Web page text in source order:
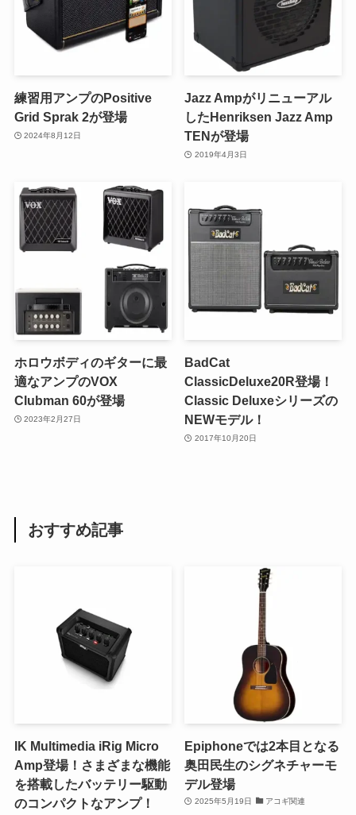
練習用アンプのPositive
Grid Sprak 2が登場
2024年8月12日
Jazz Ampがリニューアル
したHenriksen Jazz Amp
TENが登場
2019年4月3日
ホロウボディのギターに最
適なアンプのVOX
Clubman 60が登場
2023年2月27日
BadCat
ClassicDeluxe20R登場！
Classic Deluxeシリーズの
NEWモデル！
2017年10月20日
おすすめ記事
IK Multimedia iRig Micro
Amp登場！さまざまな機能
を搭載したバッテリー駆動
のコンパクトなアンプ！
Epiphoneでは2本目となる
奥田民生のシグネチャーモ
デル登場
2025年5月19日 アコギ関連